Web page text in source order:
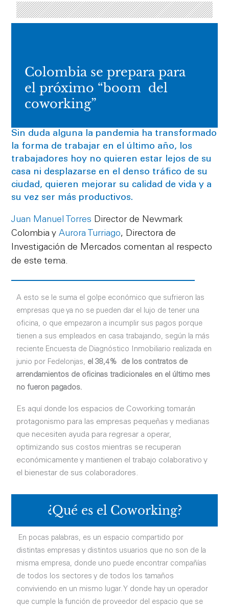
Colombia se prepara para
el próximo “boom del
coworking”
Sin duda alguna la pandemia ha transformado
la forma de trabajar en el último año, los
trabajadores hoy no quieren estar lejos de su
casa ni desplazarse en el denso tráfico de su
ciudad, quieren mejorar su calidad de vida y a
su vez ser más productivos.
Juan Manuel Torres Director de Newmark
Colombia yAurora Turriago, Directora de
Investigación de Mercados comentan al respecto
de este tema.
A esto se le suma el golpe económico que sufrieron las
empresas que ya no se pueden dar el lujo de tener una
oficina, o que empezaron a incumplir sus pagos porque
tienen a sus empleados en casa trabajando, según la más
reciente Encuesta de Diagnóstico Inmobiliario realizada en
junio por Fedelonjas, el 38,4% de los contratos de
arrendamientos de oficinas tradicionales en el último mes
no fueron pagados.
Es aquí donde los espacios de Coworking tomarán
protagonismo para las empresas pequeñas y medianas
que necesiten ayuda para regresar a operar,
optimizando sus costos mientras se recuperan
económicamente y mantienen el trabajo colaborativo y
el bienestar de sus colaboradores.
¿Qué es el Coworking?
En pocas palabras, es un espacio compartido por
distintas empresas y distintos usuarios que no son de la
misma empresa, donde uno puede encontrar compañías
de todos los sectores y de todos los tamaños
conviviendo en un mismo lugar. Y donde hay un operador
que cumple la función de proveedor del espacio que se